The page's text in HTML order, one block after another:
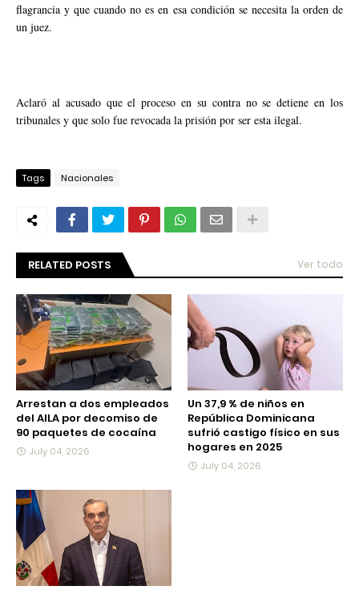
flagrancia y que cuando no es en esa condición se necesita la orden de
un juez.
Aclaró al acusado que el proceso en su contra no se detiene en los
tribunales y que solo fue revocada la prisión por ser esta ilegal.
Tags Nacionales
RELATED POSTS Ver todo
Arrestan a dos empleados
del AILA por decomiso de
90 paquetes de cocaína
July 04, 2026
Un 37,9 % de niños en
República Dominicana
sufrió castigo físico en sus
hogares en 2025
July 04, 2026